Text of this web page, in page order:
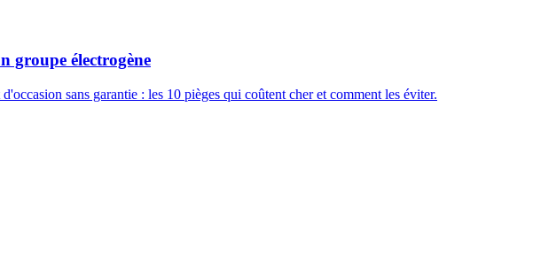
groupe électrogène
sans garantie : les 10 pièges qui coûtent cher et comment les éviter.